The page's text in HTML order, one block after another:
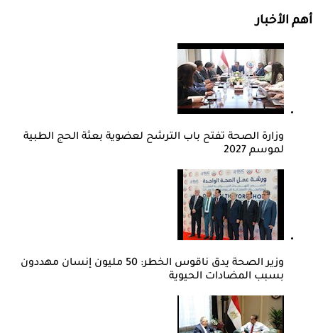
أهم الأخبار
وزارة الصحة تفتح باب الترشح لعضوية بعثة الحج الطبية
لموسم 2027
وزير الصحة يدق ناقوس الخطر: 50 مليون إنسان مهددون
بسبب المضادات الحيوية